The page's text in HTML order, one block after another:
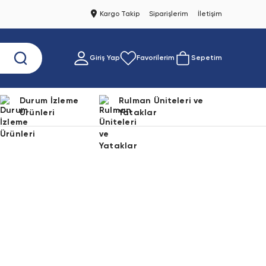
Kargo Takip Siparişlerim İletişim
Giriş Yap Favorilerim Sepetim
Durum İzleme
Ürünleri
Rulman Üniteleri ve
Yataklar